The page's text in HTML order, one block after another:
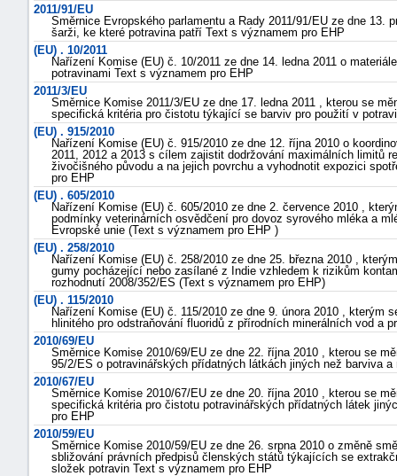
2011/91/EU
Směrnice Evropského parlamentu a Rady 2011/91/EU ze dne 13.
šarži, ke které potravina patří Text s významem pro EHP
(EU) . 10/2011
Nařízení Komise (EU) č. 10/2011 ze dne 14. ledna 2011 o
potravinami Text s významem pro EHP
2011/3/EU
Směrnice Komise 2011/3/EU ze dne 17. ledna 2011 , kterou se
specifická kritéria pro čistotu týkající se barviv pro použití v
(EU) . 915/2010
Nařízení Komise (EU) č. 915/2010 ze dne 12. října 2010 o
2011, 2012 a 2013 s cílem zajistit dodržování maximálních limitů
živočišného původu a na jejich povrchu a vyhodnotit expozici
pro EHP
(EU) . 605/2010
Nařízení Komise (EU) č. 605/2010 ze dne 2. července 2010 ,
podmínky veterinárních osvědčení pro dovoz syrového mléka a
Evropské unie (Text s významem pro EHP )
(EU) . 258/2010
Nařízení Komise (EU) č. 258/2010 ze dne 25. března 2010 ,
gumy pocházející nebo zasílané z Indie vzhledem k rizikům
rozhodnutí 2008/352/ES (Text s významem pro EHP)
(EU) . 115/2010
Nařízení Komise (EU) č. 115/2010 ze dne 9. února 2010 , kterým
hlinitého pro odstraňování fluoridů z přírodních minerálních vod a
2010/69/EU
Směrnice Komise 2010/69/EU ze dne 22. října 2010 , kterou se
95/2/ES o potravinářských přídatných látkách jiných než barviva
2010/67/EU
Směrnice Komise 2010/67/EU ze dne 20. října 2010 , kterou se
specifická kritéria pro čistotu potravinářských přídatných látek
pro EHP
2010/59/EU
Směrnice Komise 2010/59/EU ze dne 26. srpna 2010 o změně
sbližování právních předpisů členských států týkajících se
složek potravin Text s významem pro EHP